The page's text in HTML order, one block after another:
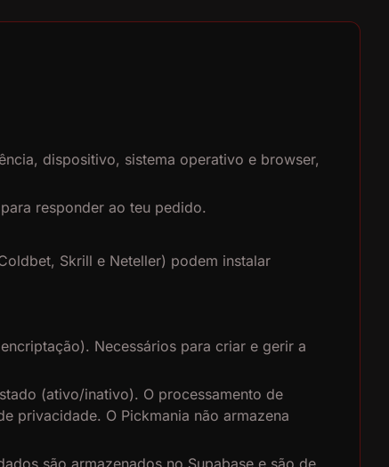
dispositivo, sistema operativo e browser,
responder ao teu pedido.
Skrill e Neteller) podem instalar
Necessários para criar e gerir a
(ativo/inativo). O processamento de
privacidade. O Pickmania não armazena
são armazenados no Supabase e são de